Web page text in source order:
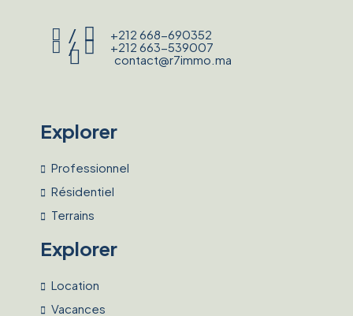
/ +212 668-690352
/
+212 663-539007
contact@r7immo.ma
Explorer
Professionnel
Résidentiel
Terrains
Explorer
Location
Vacances